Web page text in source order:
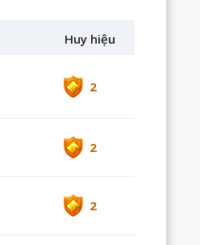
Huy hiệu
2
2
2